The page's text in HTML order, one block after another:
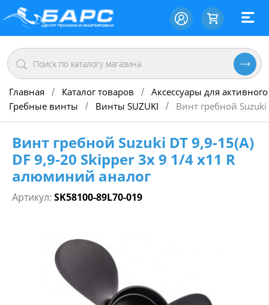
Главная / Каталог товаров / Аксессуары для
Гребные винты
/ Винты SUZUKI / Винт гребной
Винт гребной Suzuki DT 9,9-15(А)
DF 9,9-20 Skipper 3х 9 1/4 х11 R
алюминий аналог
Артикул: SK58100-89L70-019